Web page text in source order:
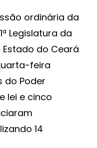
ordinária da
Legislatura da
do Ceará
feira
do Poder
lei e cinco
14